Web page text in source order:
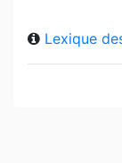
Lexique